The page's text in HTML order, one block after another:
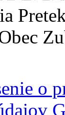
o